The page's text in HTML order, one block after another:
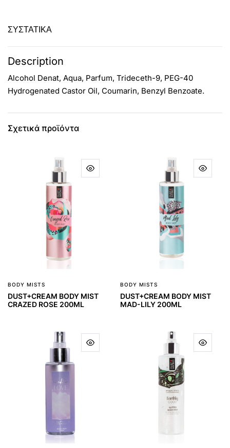
ΣΥΣΤΑΤΙΚΑ
Description
Alcohol Denat, Aqua, Parfum, Trideceth-9, PEG-40
Hydrogenated Castor Oil, Coumarin, Benzyl Benzoate.
Σχετικά προϊόντα
BODY MISTS
DUST+CREAM BODY MIST
CRAZED ROSE 200ML
BODY MISTS
DUST+CREAM BODY MIST
MAD-LILY 200ML